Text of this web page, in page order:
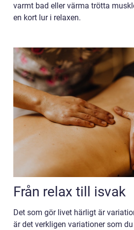
varmt bad eller värma trötta
en kort lur i relaxen.
Från relax till isvak
Det som gör livet härligt är
är det verkligen variationer som